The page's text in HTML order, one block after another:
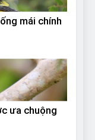
mái chính
ưa chuộng